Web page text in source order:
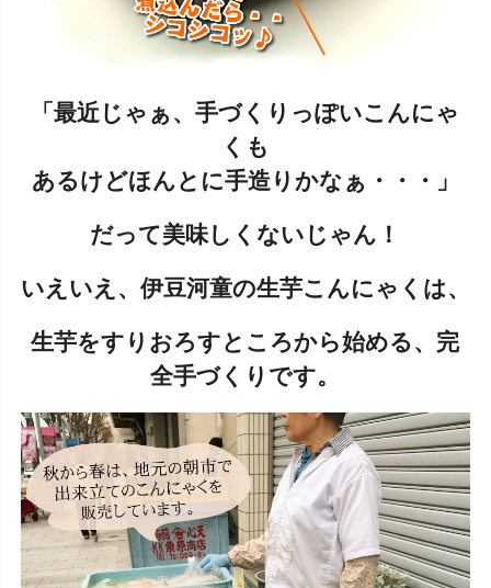
「最近じゃぁ、手づくりっぽいこんにゃ
くも
あるけどほんとに手造りかなぁ・・・」
だって美味しくないじゃん！
いえいえ、伊豆河童の生芋こんにゃくは、
生芋をすりおろすところから始める、完
全手づくりです。